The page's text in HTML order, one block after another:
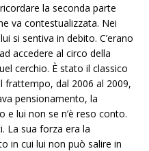
la seconda parte
va contestualizzata. Nei
si sentiva in debito. C’erano
accedere al circo della
cerchio. È stato il classico
frattempo, dal 2006 al 2009,
pensionamento, la
e lui non se n’è reso conto.
La sua forza era la
in cui lui non può salire in